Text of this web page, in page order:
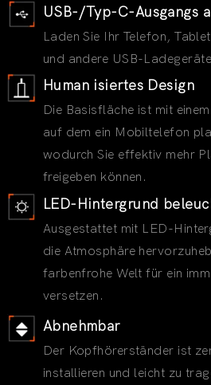
USB-/Typ-C-Ausgangs
Laden Sie Ihr Telefon,
und andere USB-
Human isiertes Design
Die Basisfläche ist mit
auf dem ein Mobiltelefon
wodurch Sie effektiv mehr
freigeben können.
LED-Hintergrund
Ausgestattet mit LED-
die Atmosphäre
farbenfrohe Welt für ein
versetzen.
Abnehmbar
Der Kopfhörerständer ist
installieren und leicht zu